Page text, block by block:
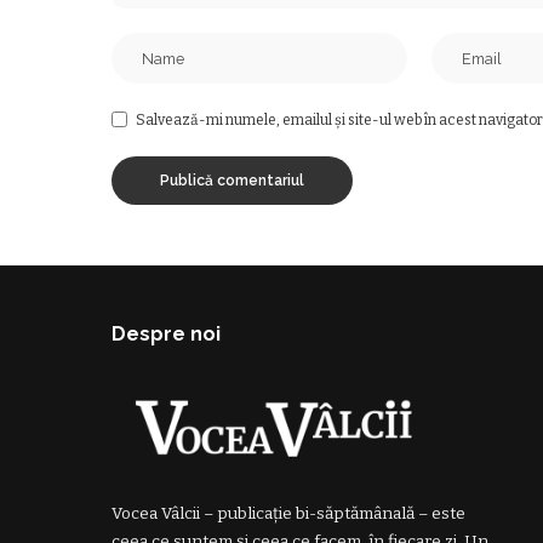
Salvează-mi numele, emailul și site-ul web în acest
Despre noi
Vocea Vâlcii – publicație bi-săptămânală – este